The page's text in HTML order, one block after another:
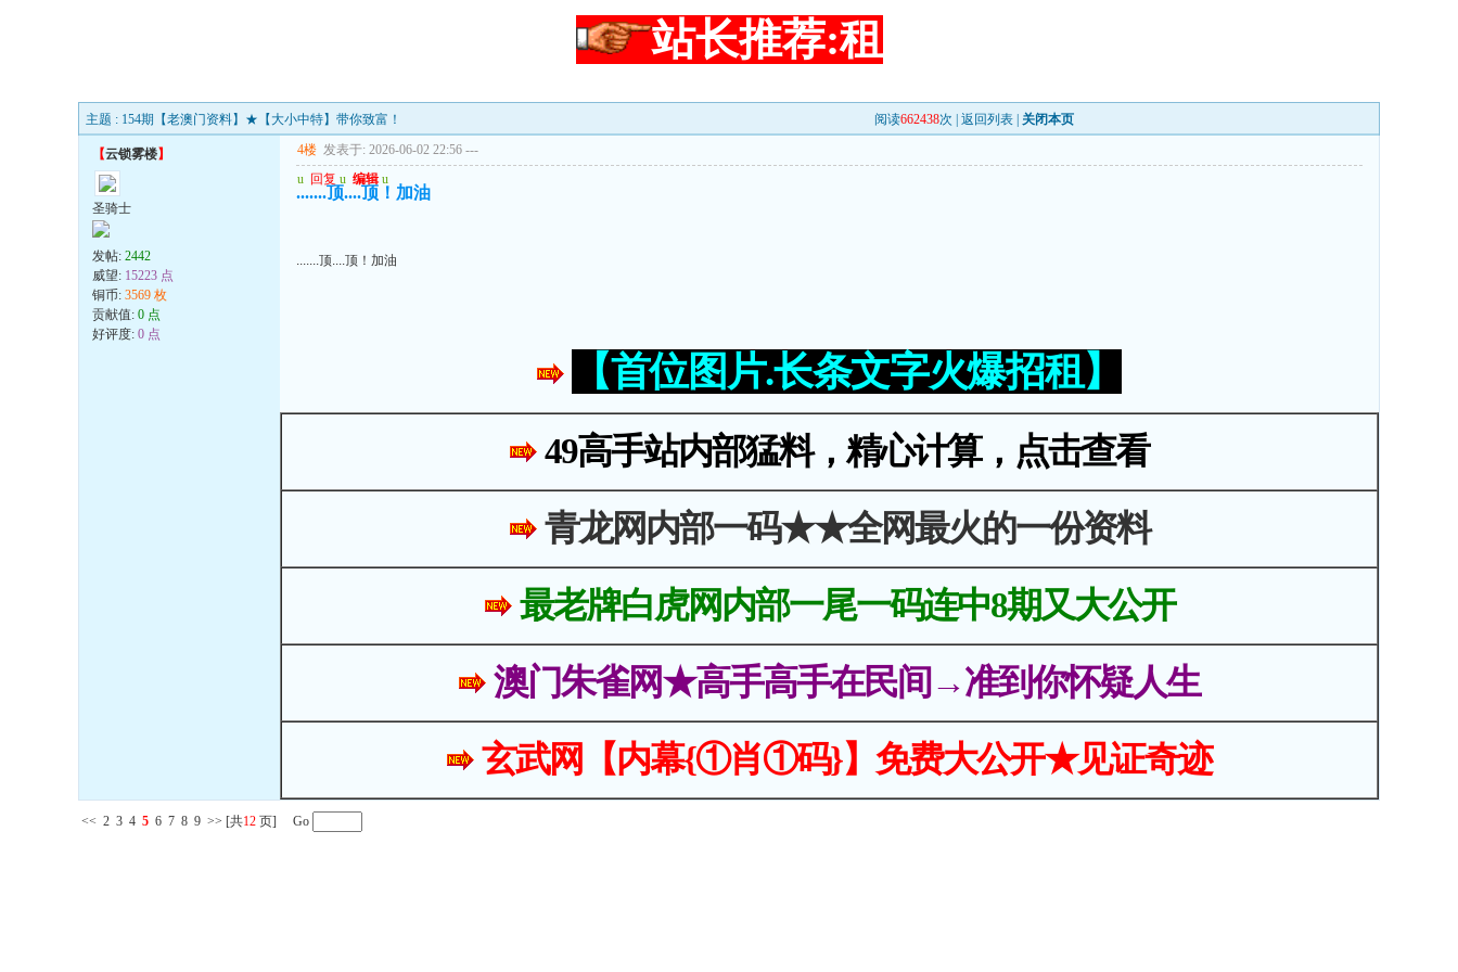
站长推荐:租
主题 : 154期【老澳门资料】★【大小中特】带你致富！ 阅读662438次 | 返回列表 关闭本页
【云锁雾楼】
圣骑士
发帖: 2442
威望: 15223 点
铜币: 3569 枚
贡献值: 0 点
好评度: 0 点
4楼 发表于: 2026-06-02 22:56 ---
u 回复 u 编辑 u
.......顶....顶！加油
.......顶....顶！加油
【首位图片.长条文字火爆招租】
49高手站内部猛料，精心计算，点击查看
青龙网内部一码★★全网最火的一份资料
最老牌白虎网内部一尾一码连中8期又大公开
澳门朱雀网★高手高手在民间→准到你怀疑人生
玄武网【内幕{①肖①码}】免费大公开★见证奇迹
<< 2 3 4 5 6 7 8 9 >> [共12 页] Go